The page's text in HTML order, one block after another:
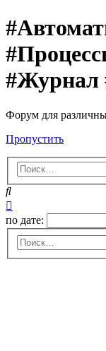
#Журнал
Форум для
Пропустить
Поиск
поиск
по дате: